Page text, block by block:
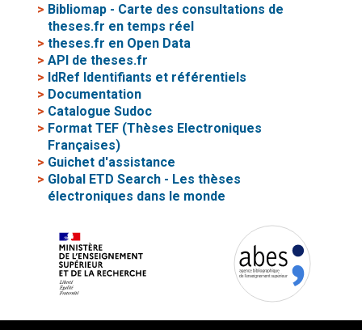
> Bibliomap - Carte des consultations de
theses.fr en temps réel
>theses.fr en Open Data
>API de theses.fr
> IdRef Identifiants et référentiels
> Documentation
> Catalogue Sudoc
> Format TEF (Thèses Electroniques
Françaises)
> Guichet d'assistance
> Global ETD Search - Les thèses
électroniques dans le monde